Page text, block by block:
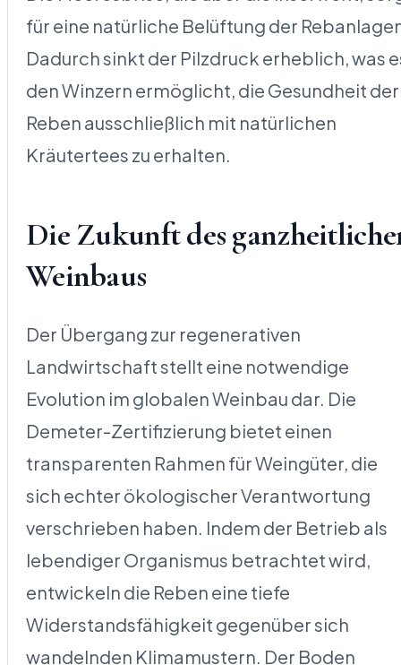
für eine natürliche Belüftung der
Dadurch sinkt der Pilzdruck erheblich, was
den Winzern ermöglicht, die Gesundheit der
Reben ausschließlich mit natürlichen
Kräutertees zu erhalten.
Die Zukunft des
Weinbaus
Der Übergang zur regenerativen
Landwirtschaft stellt eine notwendige
Evolution im globalen Weinbau dar. Die
Demeter-Zertifizierung bietet einen
transparenten Rahmen für Weingüter, die
sich echter ökologischer Verantwortung
verschrieben haben. Indem der Betrieb als
lebendiger Organismus betrachtet wird,
entwickeln die Reben eine tiefe
Widerstandsfähigkeit gegenüber sich
wandelnden Klimamustern. Der Boden